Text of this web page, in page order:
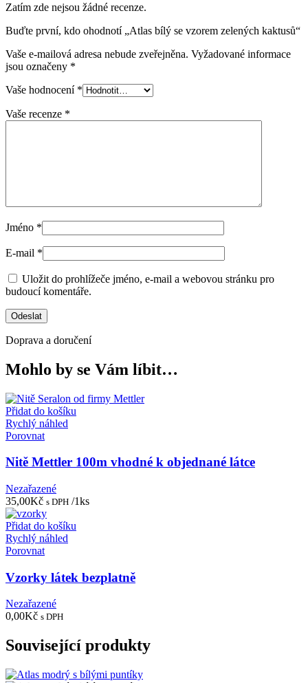
Zatím zde nejsou žádné recenze.
Buďte první, kdo ohodnotí „Atlas bílý se vzorem zelených kaktusů“
Vaše e-mailová adresa nebude zveřejněna. Vyžadované informace
jsou označeny *
Vaše hodnocení *
Vaše recenze *
Jméno *
E-mail *
Uložit do prohlížeče jméno, e-mail a webovou stránku pro
budoucí komentáře.
Doprava a doručení
Mohlo by se Vám líbit…
Přidat do košíku
Rychlý náhled
Porovnat
Nitě Mettler 100m vhodné k objednané látce
Nezařazené
35,00Kč s DPH /1ks
Přidat do košíku
Rychlý náhled
Porovnat
Vzorky látek bezplatně
Nezařazené
0,00Kč s DPH
Související produkty